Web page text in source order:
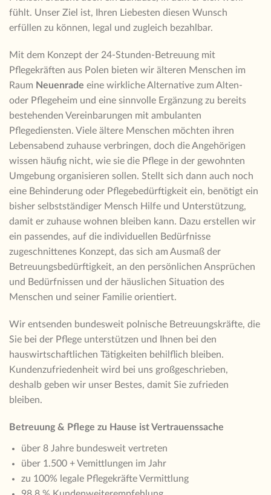
fühlt. Unser Ziel ist, Ihren Liebesten diesen Wunsch
erfüllen zu können, legal und zugleich bezahlbar.
Mit dem Konzept der 24-Stunden-Betreuung mit
Pflegekräften aus Polen bieten wir älteren Menschen im
Raum Neuenrade eine wirkliche Alternative zum Alten-
oder Pflegeheim und eine sinnvolle Ergänzung zu bereits
bestehenden Vereinbarungen mit ambulanten
Pflegediensten. Viele ältere Menschen möchten ihren
Lebensabend zuhause verbringen, doch die Angehörigen
wissen häufig nicht, wie sie die Pflege in der gewohnten
Umgebung organisieren sollen. Stellt sich dann auch noch
eine Behinderung oder Pflegebedürftigkeit ein, benötigt ein
bisher selbstständiger Mensch Hilfe und Unterstützung,
damit er zuhause wohnen bleiben kann. Dazu erstellen wir
ein passendes, auf die individuellen Bedürfnisse
zugeschnittenes Konzept, das sich am Ausmaß der
Betreuungsbedürftigkeit, an den persönlichen Ansprüchen
und Bedürfnissen und der häuslichen Situation des
Menschen und seiner Familie orientiert.
Wir entsenden bundesweit polnische Betreuungskräfte, die
Sie bei der Pflege unterstützen und Ihnen bei den
hauswirtschaftlichen Tätigkeiten behilflich bleiben.
Kundenzufriedenheit wird bei uns großgeschrieben,
deshalb geben wir unser Bestes, damit Sie zufrieden
bleiben.
Betreuung & Pflege zu Hause ist Vertrauenssache
über 8 Jahre bundesweit vertreten
über 1.500 + Vemittlungen im Jahr
zu 100% legale Pflegekräfte Vermittlung